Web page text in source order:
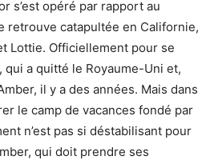
s’est opéré par rapport au
retrouve catapultée en Californie,
Lottie. Officiellement pour se
a quitté le Royaume-Uni et,
il y a des années. Mais dans
le camp de vacances fondé par
n’est pas si déstabilisant pour
qui doit prendre ses